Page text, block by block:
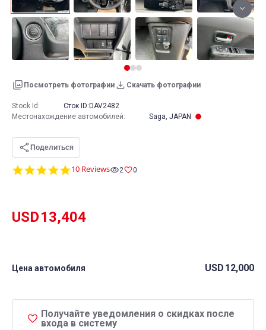
Посмотреть фотографии Скачать фотографии
5.0
10 Reviews 2 0
USD13,404
Цена автомобиля USD 12,000
Получайте уведомления о скидках после
входа в систему
Stock Id: Сток ID: DAV2482
Местонахождение автомобилей: Saga, JAPAN
Поделиться